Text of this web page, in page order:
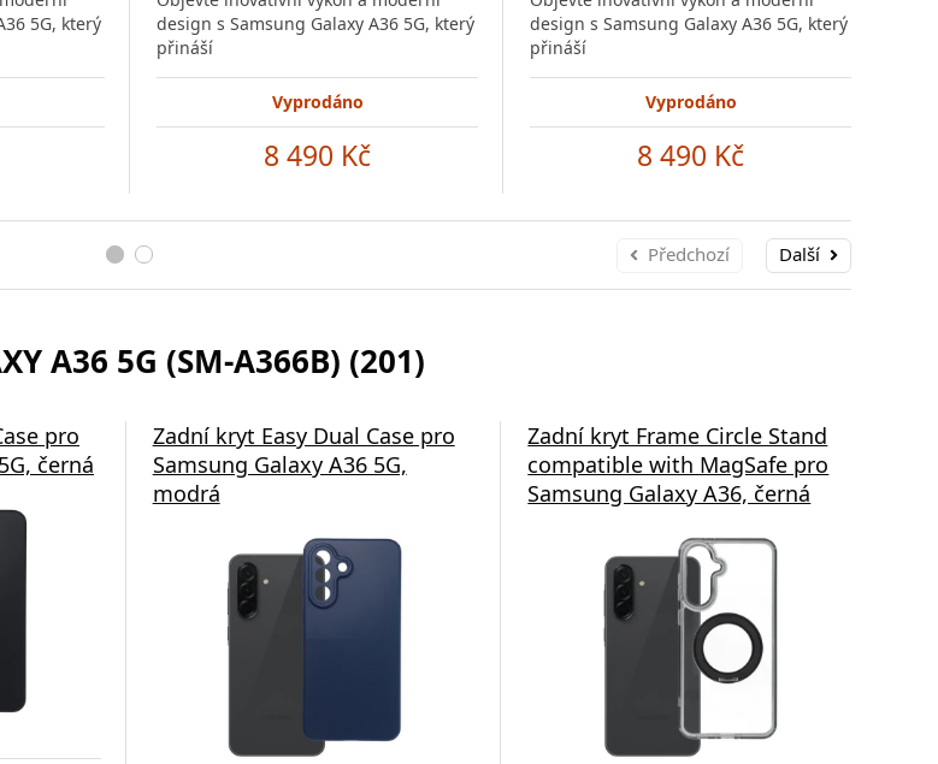
5G, který
design s Samsung Galaxy A36 5G, který
přináší
Vyprodáno
8 490 Kč
design s Samsung Galaxy A36 5G, který
přináší
Vyprodáno
8 490 Kč
Předchozí Další
A36 5G (SM-A366B) (201)
pro
černá
Zadní kryt Easy Dual Case pro
Samsung Galaxy A36 5G,
modrá
Zadní kryt Frame Circle Stand
compatible with MagSafe pro
Samsung Galaxy A36, černá